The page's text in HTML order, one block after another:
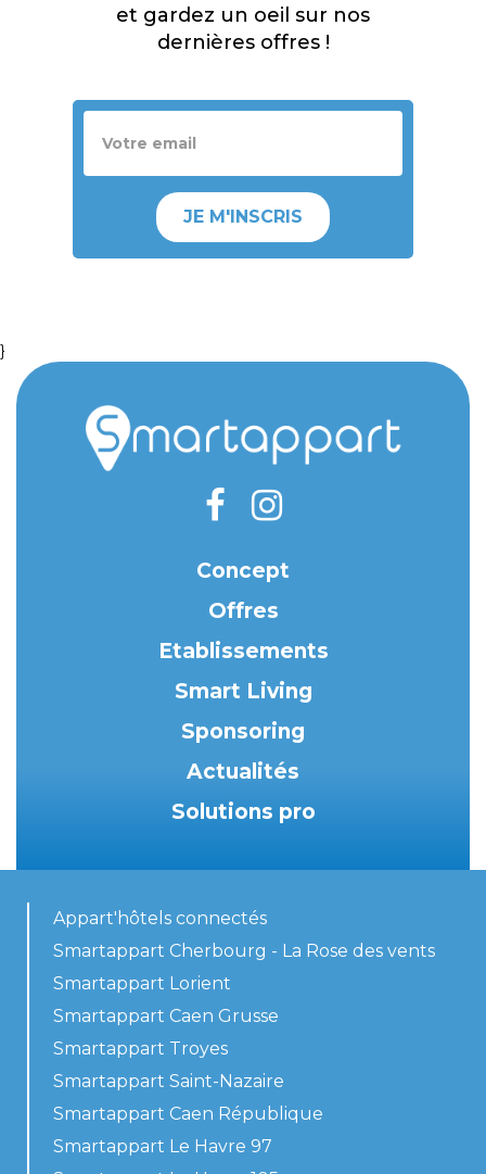
et gardez un oeil sur nos
dernières offres !
JE M'INSCRIS
}
Concept
Offres
Etablissements
Smart Living
Sponsoring
Actualités
Solutions pro
Appart'hôtels connectés
Smartappart Cherbourg - La Rose des vents
Smartappart Lorient
Smartappart Caen Grusse
Smartappart Troyes
Smartappart Saint-Nazaire
Smartappart Caen République
Smartappart Le Havre 97